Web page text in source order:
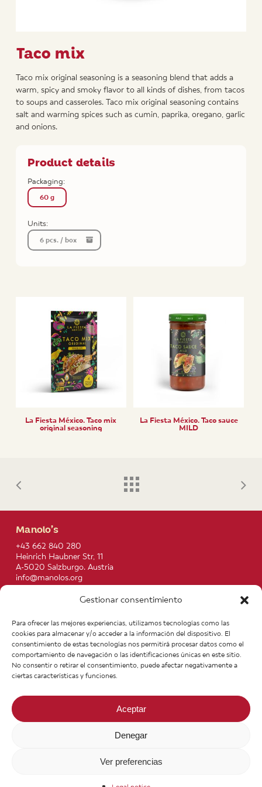
Gestionar consentimiento
Para ofrecer las mejores experiencias, utilizamos tecnologías como las
cookies para almacenar y/o acceder a la información del dispositivo. El
consentimiento de estas tecnologías nos permitirá procesar datos como el
comportamiento de navegación o las identificaciones únicas en este sitio.
No consentir o retirar el consentimiento, puede afectar negativamente a
ciertas características y funciones.
Aceptar
Denegar
Ver preferencias
Taco mix
Taco mix original seasoning is a seasoning blend that adds a
warm, spicy and smoky flavor to all kinds of dishes, from tacos
to soups and casseroles. Taco mix original seasoning contains
salt and warming spices such as cumin, paprika, oregano, garlic
and onions.
Product details
Packaging:
60 g
Units:
6 pcs. / box
La Fiesta México. Taco mix
original seasoning
La Fiesta México. Taco sauce
MILD
Manolo’s
+43 662 840 280
Heinrich Haubner Str, 11
A-5020 Salzburgo. Austria
info@manolos.org
About us
Products
Infos
News
Contact
Join our Team
Legal notice
General Terms of Purchase